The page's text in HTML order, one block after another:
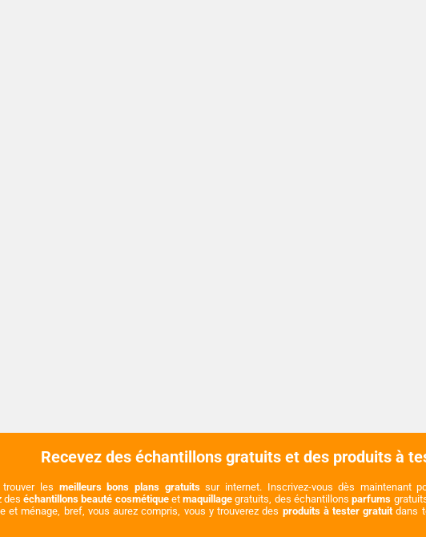
Recevez des échantillons gratuits et des produits à
les meilleurs bons plans gratuitssur internet. Inscrivez-vous dès maintenant
deséchantillons beauté cosmétiqueetmaquillage gratuits, des échantillonsparfums
et ménage, bref, vous aurez compris, vous y trouverez des produits à tester gratuitdans